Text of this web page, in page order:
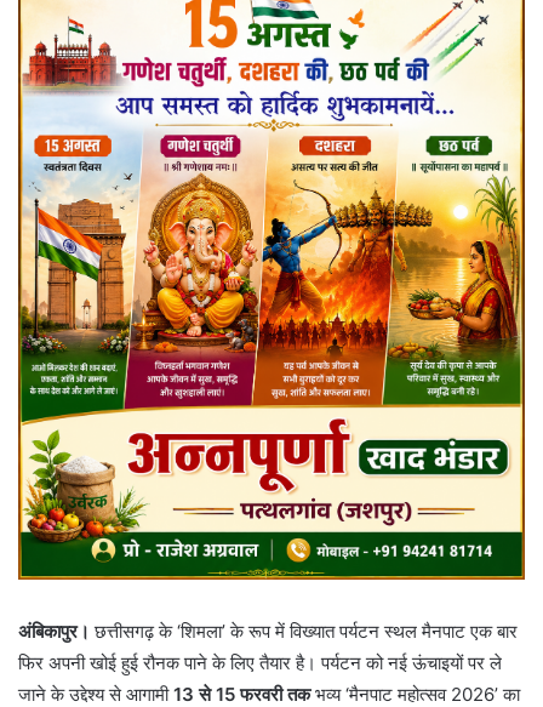
अंबिकापुर। छत्तीसगढ़ के ‘शिमला’ के रूप में विख्यात पर्यटन स्थल मैनपाट एक बार
फिर अपनी खोई हुई रौनक पाने के लिए तैयार है। पर्यटन को नई ऊंचाइयों पर ले
जाने के उद्देश्य से आगामी13 से 15 फरवरी तकभव्य ‘मैनपाट महोत्सव 2026’ का